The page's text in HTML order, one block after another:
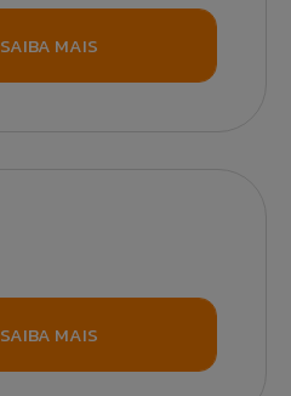
SAIBA MAIS
SAIBA MAIS